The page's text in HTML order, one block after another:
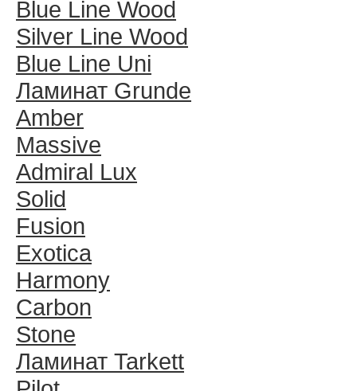
Blue Line Wood
Silver Line Wood
Blue Line Uni
Ламинат Grunde
Amber
Massive
Admiral Lux
Solid
Fusion
Exotica
Harmony
Carbon
Stone
Ламинат Tarkett